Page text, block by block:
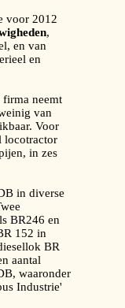
voor 2012
,
en van
en
firma neemt
van
Voor
locotractor
in zes
in diverse
BR246 en
152 in
BR
aantal
waaronder
Industrie'